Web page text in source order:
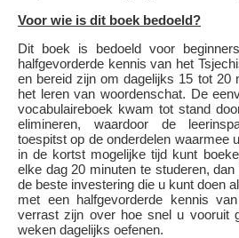
Voor wie is dit boek bedoeld?
Dit boek is bedoeld voor
halfgevorderde kennis van het
en bereid zijn om dagelijks 15 tot 20
het leren van woordenschat. De
vocabulaireboek kwam tot stand
elimineren, waardoor de
toespitst op de onderdelen waarmee
in de kortst mogelijke tijd kunt
elke dag 20 minuten te studeren,
de beste investering die u kunt doen
met een halfgevorderde kennis
verrast zijn over hoe snel u vooruit
weken dagelijks oefenen.